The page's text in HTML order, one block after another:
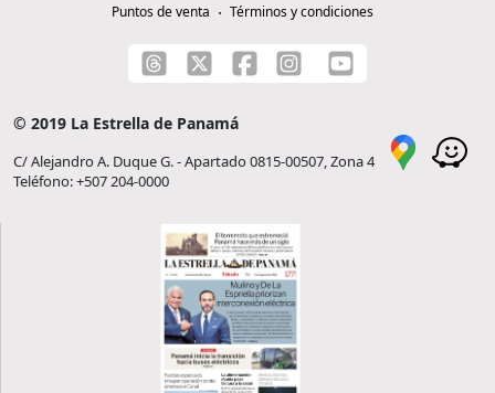
Puntos de venta
Términos y condiciones
© 2019 La Estrella de Panamá
C/ Alejandro A. Duque G. - Apartado 0815-00507, Zona 4
Teléfono: +507 204-0000